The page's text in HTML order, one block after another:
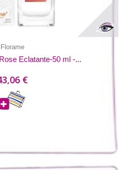
Florame
Eclatante-50 ml -...
€